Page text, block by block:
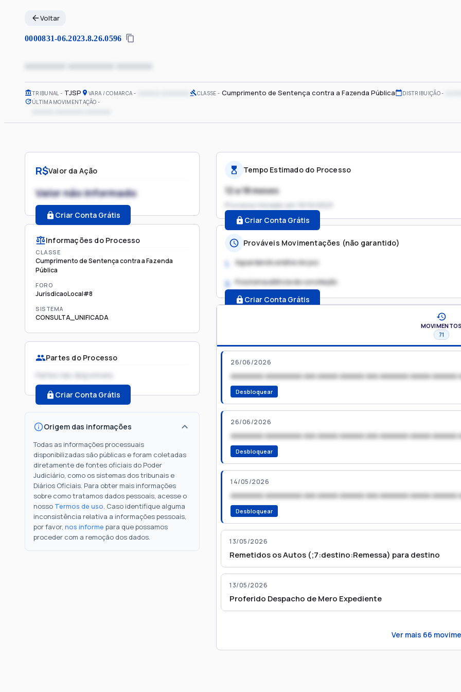
Voltar
0000831-06.2023.8.26.0596
xxxxxxxx xxxxxxxxx xxxxxxx
TRIBUNAL TJSP VARA / COMARCA CLASSE Cumprimento de Sentença contra a Fazenda Pública DISTRIBUIÇÃO
ÚLTIMA MOVIMENTAÇÃO
R$Valor da Ação
Valor não informado
Criar Conta Grátis
Informações do Processo
CLASSE
Cumprimento de Sentença contra a Fazenda
Pública
FORO
JurisdicaoLocal#8
SISTEMA
CONSULTA_UNIFICADA
Partes do Processo
Partes não disponíveis
Criar Conta Grátis
Origem das informações
Todas as informações processuais
disponibilizadas são públicas e foram coletadas
diretamente de fontes oficiais do Poder
Judiciário, como os sistemas dos tribunais e
Diários Oficiais. Para obter mais informações
sobre como tratamos dados pessoais, acesse o
nosso Termos de uso. Caso identifique alguma
inconsistência relativa a informações pessoais,
por favor, nos informe para que possamos
proceder com a remoção dos dados.
Tempo Estimado do Processo
12 a 18 meses
Processo iniciado em
Criar Conta Grátis
Prováveis Movimentações (não garantido)
1. Aguardando análise do juiz
2. Possível audiência de conciliação
Criar Conta Grátis
MOVIMENTOS
71
26/06/2026
xxxxxxxx xxxxxxxxx xxx xxxxx xxxxxx xxx xxxxxxx xxxxx xxxxxx
Desbloquear
26/06/2026
xxxxxxxx xxxxxxxxx xxx xxxxx xxxxxx xxx xxxxxxx xxxxx xxxxxx
Desbloquear
14/05/2026
xxxxxxxx xxxxxxxxx xxx xxxxx xxxxxx xxx xxxxxxx xxxxx xxxxxx
Desbloquear
13/05/2026
Remetidos os Autos (;7:destino:Remessa) para destino
13/05/2026
Proferido Despacho de Mero Expediente
Ver mais 66